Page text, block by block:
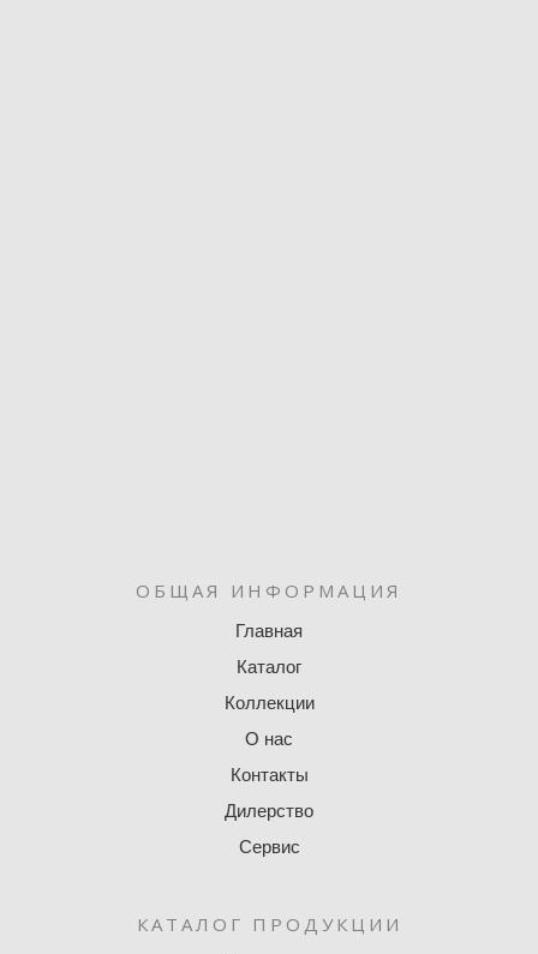
ОБЩАЯ ИНФОРМАЦИЯ
Главная
Каталог
Коллекции
О нас
Контакты
Дилерство
Сервис
КАТАЛОГ ПРОДУКЦИИ